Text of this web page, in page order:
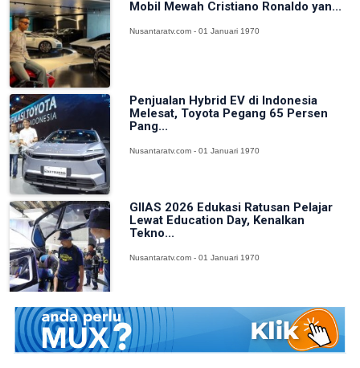
Mobil Mewah Cristiano Ronaldo yan...
Nusantaratv.com - 01 Januari 1970
Penjualan Hybrid EV di Indonesia
Melesat, Toyota Pegang 65 Persen
Pang...
Nusantaratv.com - 01 Januari 1970
GIIAS 2026 Edukasi Ratusan Pelajar
Lewat Education Day, Kenalkan
Tekno...
Nusantaratv.com - 01 Januari 1970